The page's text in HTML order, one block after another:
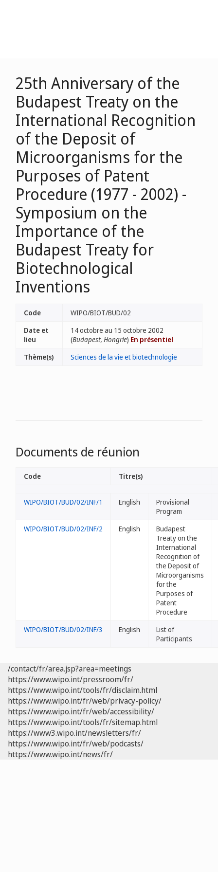
25th Anniversary of the
Budapest Treaty on the
International Recognition
of the Deposit of
Microorganisms for the
Purposes of Patent
Procedure (1977 - 2002) -
Symposium on the
Importance of the
Budapest Treaty for
Biotechnological
Inventions
Code
WIPO/BIOT/BUD/02
Date et
lieu
14 octobre au 15 octobre 2002
(Budapest, Hongrie) En présentiel
Thème(s)
Sciences de la vie et biotechnologie
Documents de réunion
Code Titre(s)
WIPO/BIOT/BUD/02/INF/1 English
Provisional
Program
WIPO/BIOT/BUD/02/INF/2
English
Budapest
Treaty on the
International
Recognition of
the Deposit of
Microorganisms
for the
Purposes of
Patent
Procedure
WIPO/BIOT/BUD/02/INF/3
English
List of
Participants
/contact/fr/area.jsp?area=meetings
https://www.wipo.int/pressroom/fr/
https://www.wipo.int/tools/fr/disclaim.html
https://www.wipo.int/fr/web/privacy-policy/
https://www.wipo.int/fr/web/accessibility/
https://www.wipo.int/tools/fr/sitemap.html
https://www3.wipo.int/newsletters/fr/
https://www.wipo.int/fr/web/podcasts/
https://www.wipo.int/news/fr/